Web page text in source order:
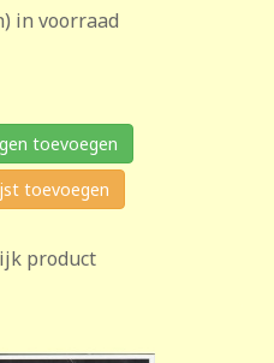
in voorraad
toevoegen
toevoegen
product